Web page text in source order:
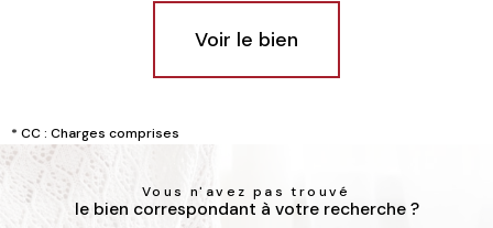
Voir le bien
* CC : Charges comprises
Vous n'avez pas trouvé
le bien correspondant à votre recherche ?